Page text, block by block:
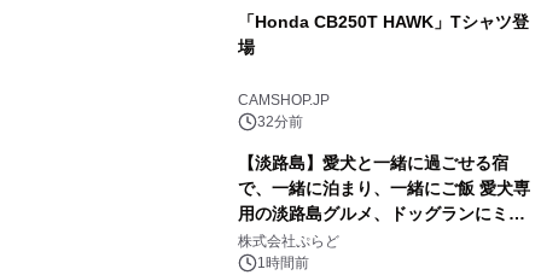
「Honda CB250T HAWK」Tシャツ登
場
CAMSHOP.JP
32分前
【淡路島】愛犬と一緒に過ごせる宿
で、一緒に泊まり、一緒にご飯 愛犬専
用の淡路島グルメ、ドッグランにミニ
プール グランピングとトレーラーハウ
スの2施設で
株式会社ぷらど
1時間前